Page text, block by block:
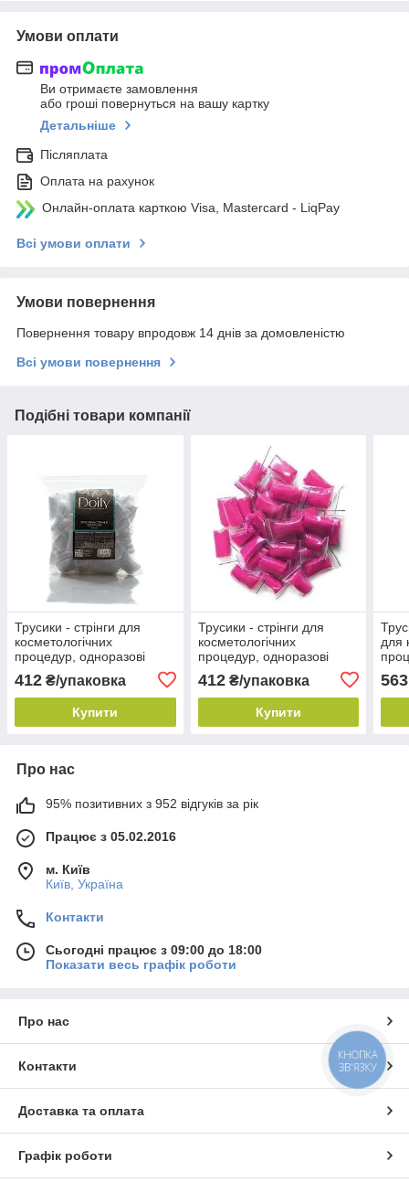
Умови оплати
Ви отримаєте замовлення
або гроші повернуться на вашу картку
Детальніше
Післяплата
Оплата на рахунок
Онлайн-оплата карткою Visa, Mastercard - LiqPay
Всі умови оплати
Умови повернення
Повернення товару впродовж 14 днів за домовленістю
Всі умови повернення
Подібні товари компанії
Трусики - стрінги для
косметологічних
процедур, одноразові
жіночі Білі (50шт./уп) ТМ
Doily®
412 ₴/упаковка
Купити
Трусики - стрінги для
косметологічних
процедур, одноразові
жіночі Малинові (50шт./уп)
ТМ Doily®
412₴/упаковка
Купити
для
563
Про нас
95% позитивних з 952 відгуків за рік
Працює з 05.02.2016
м. Київ
Київ, Україна
Контакти
Сьогодні працює з 09:00 до 18:00
Показати весь графік роботи
Про нас
Контакти
Доставка та оплата
Графік роботи
КНОПКА
ЗВ'ЯЗКУ